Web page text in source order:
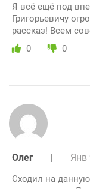
Я всё ещё под
Григорьевичу
рассказ! Всем
0
0
Олег | Янв
Сходил на